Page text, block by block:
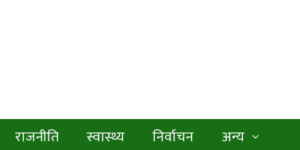
राजनीति स्वास्थ्य निर्वाचन अन्य